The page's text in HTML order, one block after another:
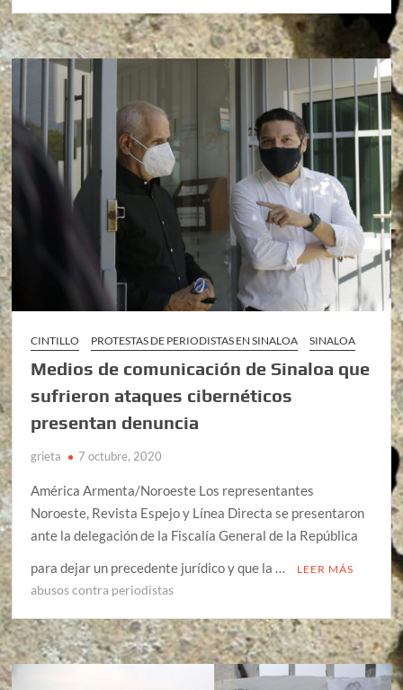
CINTILLO PROTESTAS DE PERIODISTAS EN SINALOA SINALOA
Medios de comunicación de Sinaloa que
sufrieron ataques cibernéticos
presentan denuncia
grieta 7 octubre, 2020
América Armenta/Noroeste Los representantes
Noroeste, Revista Espejo y Línea Directa se presentaron
ante la delegación de la Fiscalía General de la República
para dejar un precedente jurídico y que la …
LEER MÁS
abusos contra periodistas